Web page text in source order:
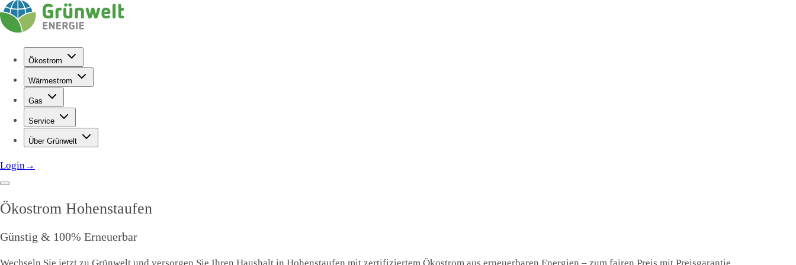
Ökostrom
Wärmestrom
Gas
Service
Über Grünwelt
Login→
Ökostrom Hohenstaufen
Günstig & 100% Erneuerbar